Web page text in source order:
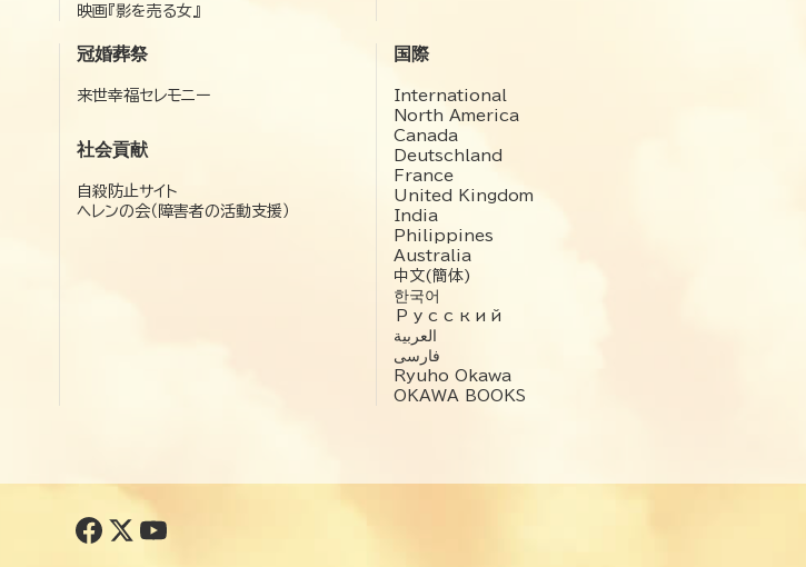
映画『影を売る女』
冠婚葬祭
来世幸福セレモニー
社会貢献
自殺防止サイト
ヘレンの会（障害者の活動支援）
国際
International
North America
Canada
Deutschland
France
United Kingdom
India
Philippines
Australia
中文(簡体)
한국어
Русский
العربية‏
فارسی
Ryuho Okawa
OKAWA BOOKS